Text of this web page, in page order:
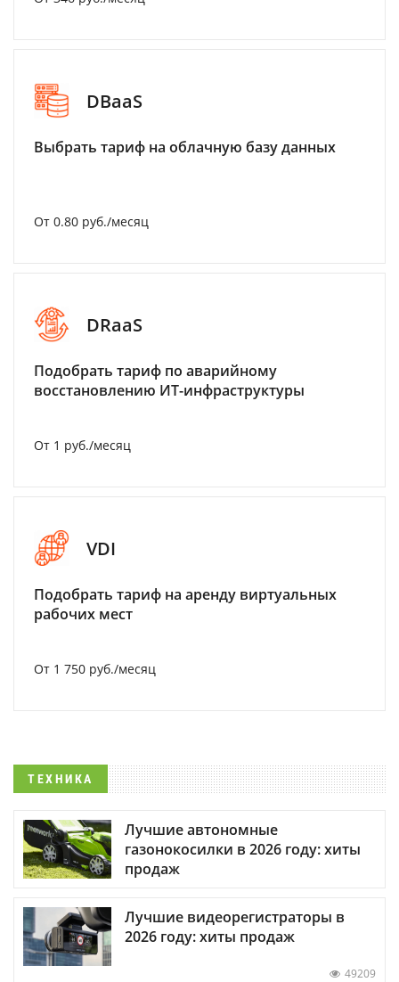
DBaaS
Выбрать тариф на облачную базу данных
От 0.80 руб./месяц
DRaaS
Подобрать тариф по аварийному
восстановлению ИТ-инфраструктуры
От 1 руб./месяц
VDI
Подобрать тариф на аренду виртуальных
рабочих мест
От 1 750 руб./месяц
ТЕХНИКА
Лучшие автономные
газонокосилки в 2026 году: хиты
продаж
Лучшие видеорегистраторы в
2026 году: хиты продаж
49209